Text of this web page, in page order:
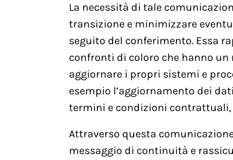
La necessità di tale
transizione e minimizzare
seguito del conferimento. Essa
confronti di coloro che hanno
aggiornare i propri sistemi e
esempio l’aggiornamento dei
termini e condizioni contrattuali,
Attraverso questa
messaggio di continuità e